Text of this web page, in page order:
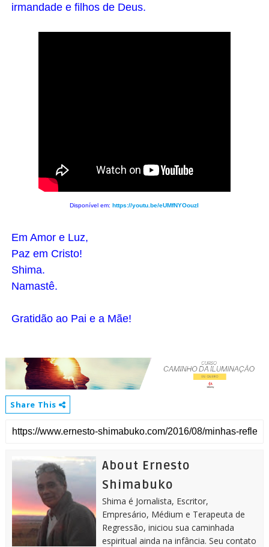
irmandade e filhos de Deus.
Disponível em:https://youtu.be/eUMfNYOouzI
Em Amor e Luz,
Paz em Cristo!
Shima.
Namastê.
Gratidão ao Pai e a Mãe!
Share This
About Ernesto
Shimabuko
Shima é Jornalista, Escritor,
Empresário, Médium e Terapeuta de
Regressão, iniciou sua caminhada
espiritual ainda na infância. Seu contato